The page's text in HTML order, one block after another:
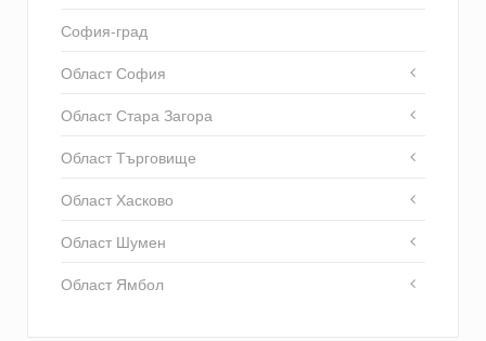
София-град
Област София
Област Стара Загора
Област Търговище
Област Хасково
Област Шумен
Област Ямбол